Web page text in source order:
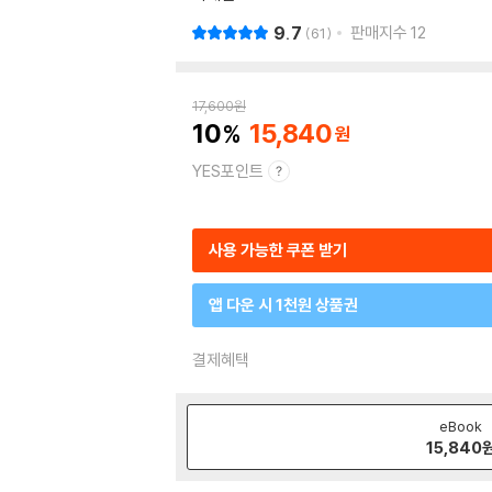
9.7 61 판매지수 12
17,600원
10 15,840
YES포인트
사용 가능한 쿠폰 받기
앱 다운 시 1천원 상품권
결제혜택
eBook
15,840